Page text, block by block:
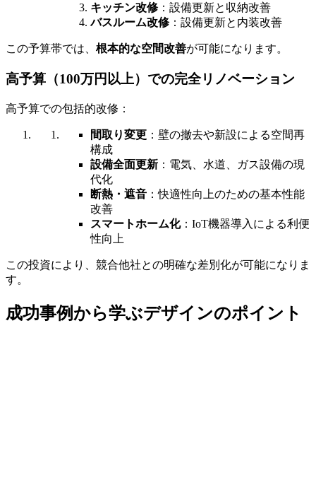
キッチン改修 ：設備更新と収納改善
バスルーム改修 ：設備更新と内装改善
この予算帯では、 根本的な空間改善が可能になります。
高予算（100万円以上）での完全リノベーション
高予算での包括的改修：
間取り変更 ：壁の撤去や新設による空間再
構成
設備全面更新 ：電気、水道、ガス設備の現
代化
断熱・遮音 ：快適性向上のための基本性能
改善
スマートホーム化：IoT機器導入による利便
性向上
この投資により、競合他社との明確な差別化が可能になりま
す。
成功事例から学ぶデザインのポイント